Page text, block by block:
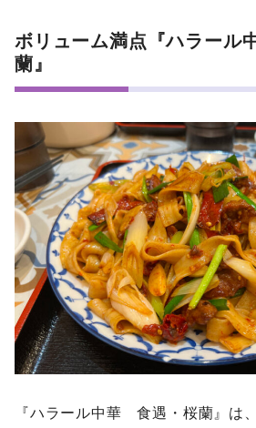
ボリューム満点『ハラー
蘭』
『ハラール中華 食遇・桜蘭』は